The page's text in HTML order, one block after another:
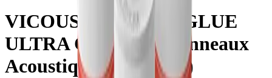
VICOUSTIC FLEXI GLUE
ULTRA Colle pour Panneaux
Acoustiques (lot de 12)